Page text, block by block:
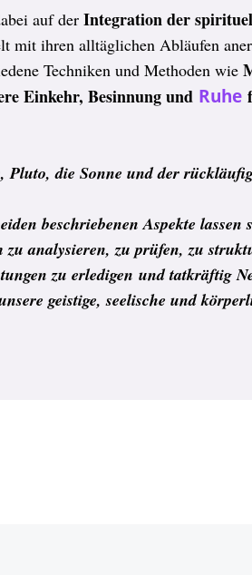
auf der Integration der
ihren alltäglichen Abläufen
Techniken und Methoden wie
Einkehr, Besinnung und Ruhe
Pluto, die Sonne und der
beschriebenen Aspekte
zu analysieren, zu prüfen, zu
zu erledigen und tatkräftig
geistige, seelische und